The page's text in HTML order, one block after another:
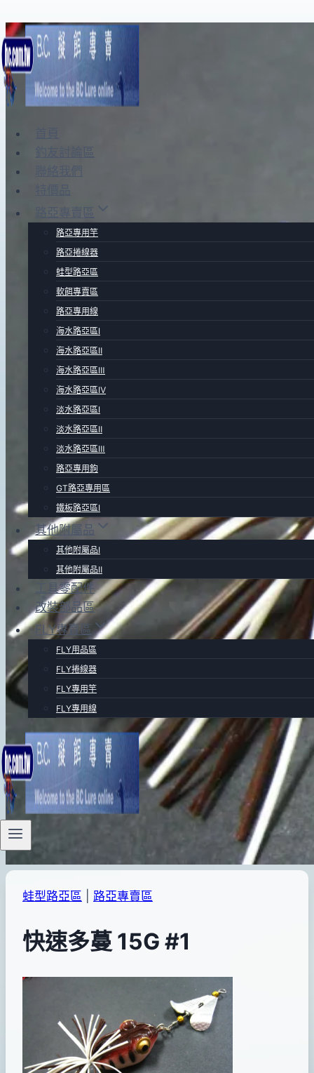
Skip
to
content
釣友討論區
聯絡我們
路亞專賣區
路亞專用竿
路亞捲線器
蛙型路亞區
軟餌專賣區
路亞專用線
海水路亞區Ⅰ
海水路亞區Ⅱ
海水路亞區Ⅲ
海水路亞區Ⅳ
淡水路亞區Ⅰ
淡水路亞區Ⅱ
淡水路亞區Ⅲ
路亞專用鉤
GT路亞專用區
鐵板路亞區Ⅰ
其他附屬品
其他附屬品Ⅰ
其他附屬品Ⅱ
工具零配件
改裝部品區
FLY專賣區
FLY用品區
FLY捲線器
FLY專用竿
FLY專用線
蛙型路亞區 路亞專賣區
快速多蔓 15G #1
25